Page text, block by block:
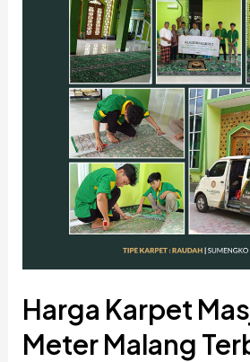
Harga Karpet
Meter Malang